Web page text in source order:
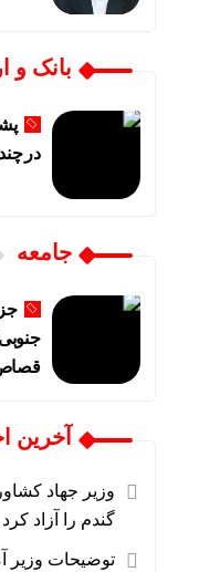
بانک و
در
جامعه
آخرین
وزیر جهاد
گندم را آزاد کرد
توضیحات وزیر